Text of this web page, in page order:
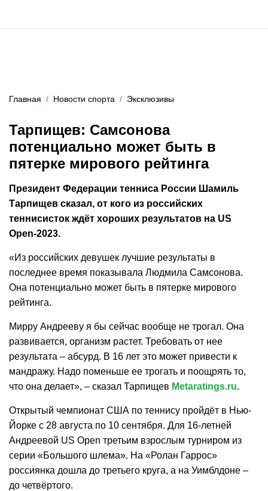
Главная Новости спорта Эксклюзивы
Тарпищев: Самсонова
потенциально может быть в
пятерке мирового рейтинга
Президент Федерации тенниса России Шамиль
Тарпищев сказал, от кого из российских
теннисисток ждёт хороших результатов на US
Open-2023.
«Из российских девушек лучшие результаты в
последнее время показывала Людмила Самсонова.
Она потенциально может быть в пятерке мирового
рейтинга.
Мирру Андрееву я бы сейчас вообще не трогал. Она
развивается, организм растет. Требовать от нее
результата – абсурд. В 16 лет это может привести к
мандражу. Надо поменьше ее трогать и поощрять то,
что она делает», – сказал Тарпищев Metaratings.ru.
Открытый чемпионат США по теннису пройдёт в Нью-
Йорке с 28 августа по 10 сентября. Для 16-летней
Андреевой US Open третьим взрослым турниром из
серии «Большого шлема». На «Ролан Гаррос»
россиянка дошла до третьего круга, а на Уимблдоне –
до четвёртого.